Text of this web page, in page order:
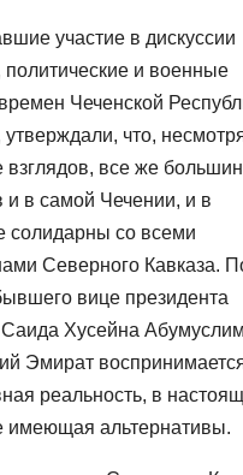
участие в дискуссии
политические и военные
Чеченской
утверждали, что,
взглядов, все же
и в самой Чечении, и в
солидарны со всеми
Северного Кавказа.
вице президента
Хусейна
Эмират
реальность, в
имеющая альтернативы.